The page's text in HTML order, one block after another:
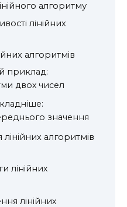
алгоритму
лінійних
алгоритмів
приклад:
двох чисел
значення
алгоритмів
лінійних
лінійних